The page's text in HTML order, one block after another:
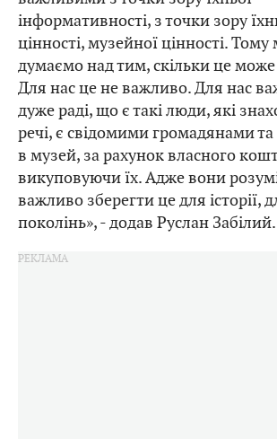
інформативності, з точки зору
цінності, музейної цінності. Тому
думаємо над тим, скільки це
Для нас це не важливо. Для нас
дуже раді, що є такі люди, які
речі, є свідомими громадянами
в музей, за рахунок власного
викуповуючи їх. Адже вони
важливо зберегти це для історії,
поколінь», - додав Руслан Забілий.